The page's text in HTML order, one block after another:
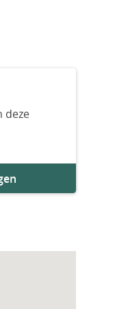
isolatie.
deze